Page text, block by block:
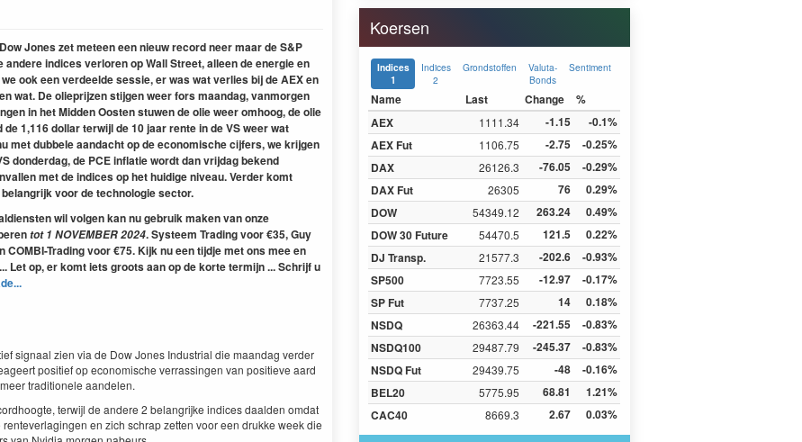
Jones zet meteen een nieuw record neer maar de S&P
indices verloren op Wall Street, alleen de energie en
ook een verdeelde sessie, er was wat verlies bij de AEX en
wat. De olieprijzen stijgen weer fors maandag, vanmorgen
in het Midden Oosten stuwen de olie weer omhoog, de olie
1,116 dollar terwijl de 10 jaar rente in de VS weer wat
met dubbele aandacht op de economische cijfers, we krijgen
donderdag, de PCE inflatie wordt dan vrijdag bekend
met de indices op het huidige niveau. Verder komt
voor de technologie sector.
wil volgen kan nu gebruik maken van onze
tot1 NOVEMBER2024. Systeem Trading voor €35, Guy
COMBI-Trading voor €75. Kijk nu een tijdje met ons mee en
Let op, er komt iets groots aan op de korte termijn ... Schrijf u
signaal zien via de Dow Jones Industrial die maandag verder
positief op economische verrassingen van positieve aard
traditionele aandelen.
terwijl de andere 2 belangrijke indices daalden omdat
en zich schrap zetten voor een drukke week die
Koersen
Indices
1
Indices
2
Grondstoffen
Valuta-
Bonds
Sentiment
Name Last Change
%
AEX
1111.34 -1.15
-0.1%
AEX Fut
1106.75 -2.75
-0.25%
DAX
26126.3 -76.05
-0.29%
DAX Fut
26305 76
0.29%
DOW
54349.12 263.24
0.49%
DOW 30 Future
54470.5 121.5
0.22%
DJ Transp.
21577.3 -202.6
-0.93%
SP500
7723.55 -12.97
-0.17%
SP Fut
7737.25 14
0.18%
NSDQ
26363.44 -221.55
-0.83%
NSDQ100
29487.79 -245.37
-0.83%
NSDQ Fut
29439.75 -48
-0.16%
BEL20
5775.95 68.81
1.21%
CAC40
8669.3 2.67 0.03%